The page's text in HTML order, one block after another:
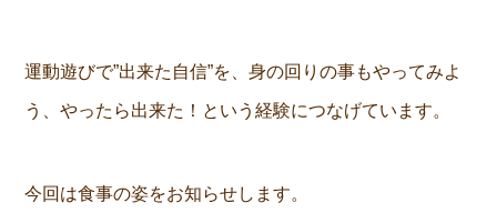
運動遊びで”出来た自信”を、身の回りの事もやってみよ
う、やったら出来た！という経験につなげています。
今回は食事の姿をお知らせします。